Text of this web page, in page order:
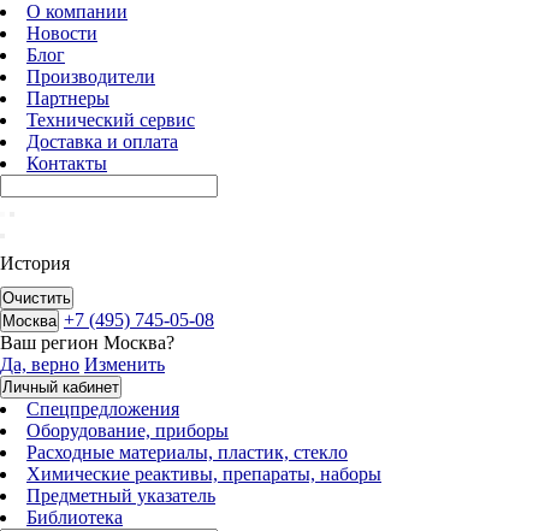
О компании
Новости
Блог
Производители
Партнеры
Технический сервис
Доставка и оплата
Контакты
История
Очистить
Москва +7 (495) 745-05-08
Ваш регион Москва?
Да, верно Изменить
Личный кабинет
Спецпредложения
Оборудование, приборы
Расходные материалы, пластик, стекло
Химические реактивы, препараты, наборы
Предметный указатель
Библиотека